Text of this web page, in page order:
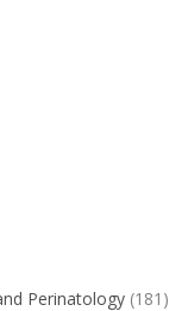
Perinatology (181)